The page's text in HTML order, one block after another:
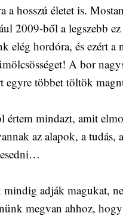
a hosszú életet is.
2009-ből a legszebb
elég hordóra, és ezért a
A bor
egyre többet töltök
mindazt, amit
az alapok, a tudás,
adják magukat,
megvan ahhoz,